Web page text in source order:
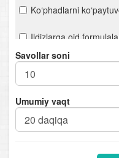
Ko‘phadlarni
Ildizlarga oid
Hisoblashga oid
n- darajali ildiz.
Savollar soni
Umumiy vaqt